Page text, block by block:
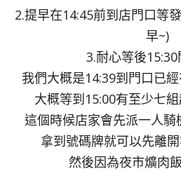
2.提早在14:45前到店門口等
早~)
3.耐心等後
我們大概是14:39到門口已
大概等到15:00有至少七
這個時候店家會先派一人
拿到號碼牌就可以先離
然後因為夜市爌肉